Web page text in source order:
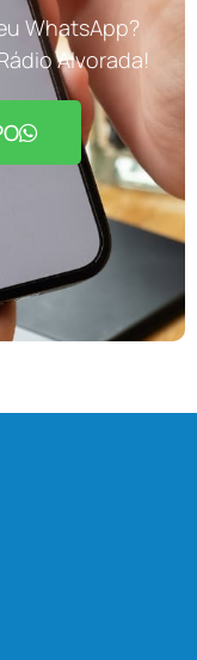
WhatsApp?
Alvorada!